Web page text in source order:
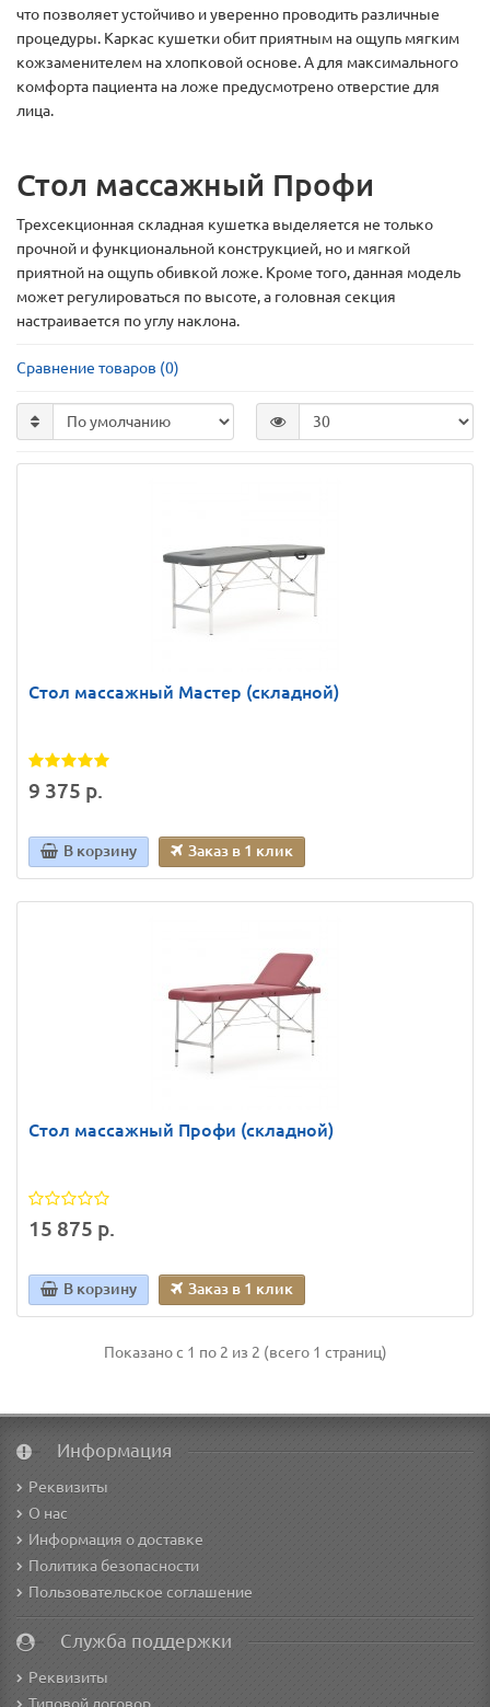
что позволяет устойчиво и уверенно проводить различные
процедуры. Каркас кушетки обит приятным на ощупь мягким
кожзаменителем на хлопковой основе. А для максимального
комфорта пациента на ложе предусмотрено отверстие для
лица.
Стол массажный Профи
Трехсекционная складная кушетка выделяется не только
прочной и функциональной конструкцией, но и мягкой
приятной на ощупь обивкой ложе. Кроме того, данная модель
может регулироваться по высоте, а головная секция
настраивается по углу наклона.
Сравнение товаров (0)
Стол массажный Мастер (складной)
9 375 р.
В корзину Заказ в 1 клик
Стол массажный Профи (складной)
15 875 р.
В корзину Заказ в 1 клик
Показано с 1 по 2 из 2 (всего 1 страниц)
Информация
Реквизиты
О нас
Информация о доставке
Политика безопасности
Пользовательское соглашение
Служба поддержки
Реквизиты